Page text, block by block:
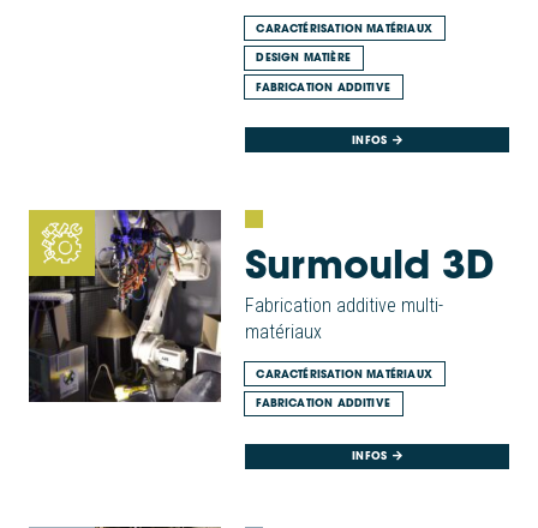
CARACTÉRISATION MATÉRIAUX
DESIGN MATIÈRE
FABRICATION ADDITIVE
INFOS
Surmould 3D
Fabrication additive multi-
matériaux
CARACTÉRISATION MATÉRIAUX
FABRICATION ADDITIVE
INFOS